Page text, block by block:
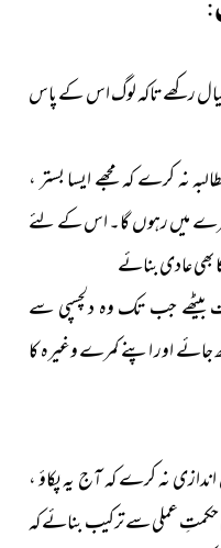
خیال رکھے تاکہ لوگ اس کے پاس
نہ کرے کہ مجھے ایسا بستر ،
کمرے میں رہوں گا۔ اس کے لئے
بھی عادی بنائے
بیٹھے جب تک وہ دلچسپی سے
جائے اور اپنے کمرے وغیرہ کا
نہ کرے کہ آج یہ پکاؤ ،
حکمتِ عملی سے ترکیب بنائے کہ